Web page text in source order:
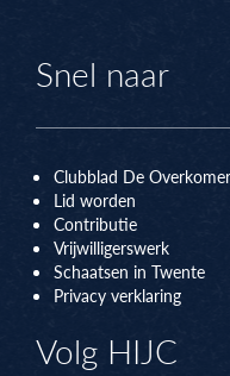
Snel naar
Clubblad De Overkomer
Lid worden
Contributie
Vrijwilligerswerk
Schaatsen in Twente
Privacy verklaring
Volg HIJC